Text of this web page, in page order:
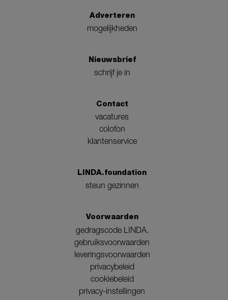
Adverteren
mogelijkheden
Nieuwsbrief
schrijf je in
Contact
vacatures
colofon
klantenservice
LINDA.foundation
steun gezinnen
Voorwaarden
gedragscode LINDA.
gebruiksvoorwaarden
leveringsvoorwaarden
privacybeleid
cookiebeleid
privacy-instellingen